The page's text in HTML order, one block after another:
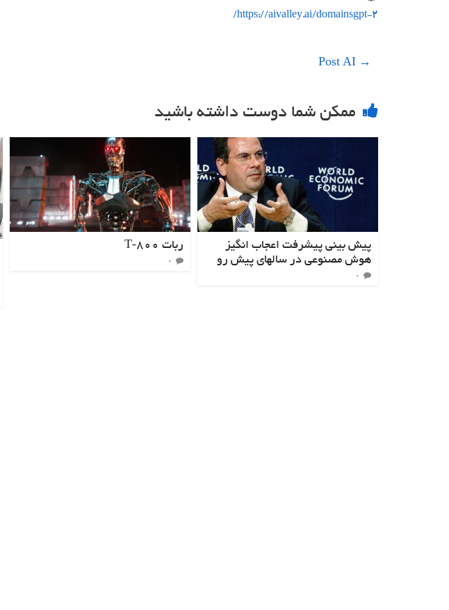
https://aivalley.ai/domainsgpt-2/
→
ممکن شما دوست داشته باشید
پیش بینی پیشرفت اعجاب انگیز
هوش مصنوعی در سالهای پیش رو
۰
ربات T‑800
۰